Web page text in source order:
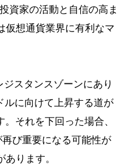
資家の活動と自信の高ま
仮想通貨業界に有利なマ
スタンスゾーンにあり
に向けて上昇する道が
それを下回った場合、
び重要になる可能性が
ります。